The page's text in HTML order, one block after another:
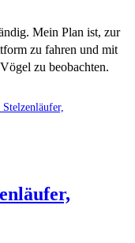
Mein Plan ist, zur
zu fahren und mit
zu beobachten.